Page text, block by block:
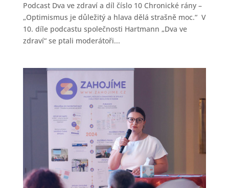
Podcast Dva ve zdraví a díl číslo 10 Chronické rány –
„Optimismus je důležitý a hlava dělá strašně moc.“ V
10. díle podcastu společnosti Hartmann „Dva ve
zdraví“ se ptali moderátoři...